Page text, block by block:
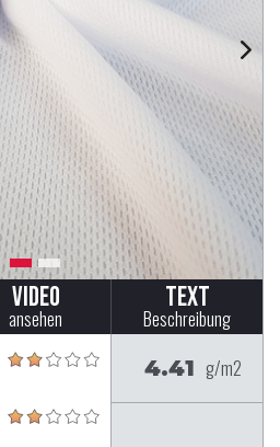
Video
ansehen
Text
Beschreibung
4.41 g/m2